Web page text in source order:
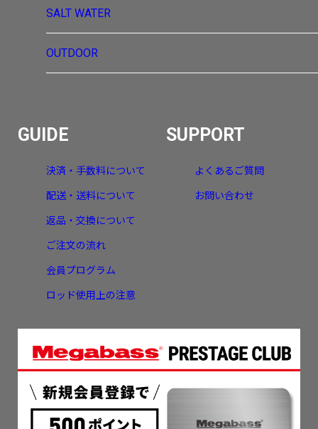
SALT WATER
OUTDOOR
GUIDE
決済・手数料について
配送・送料について
返品・交換について
ご注文の流れ
会員プログラム
ロッド使用上の注意
SUPPORT
よくあるご質問
お問い合わせ